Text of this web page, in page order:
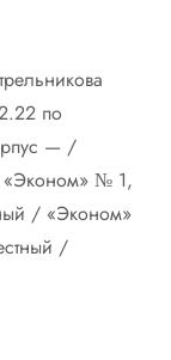
по
— /
«Эконом» № 1,
/ «Эконом»
/